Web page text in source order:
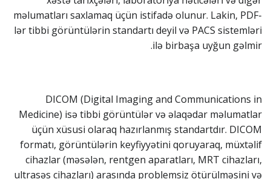
məlumatları saxlamaq üçün istifadə olunur. Lakin, PDF-
lər tibbi görüntülərin standartı deyil və PACS sistemləri
ilə birbaşa uyğun gəlmir.
DICOM (Digital Imaging and Communications in
Medicine) isə tibbi görüntülər və əlaqədar məlumatlar
üçün xüsusi olaraq hazırlanmış standartdır. DICOM
formatı, görüntülərin keyfiyyətini qoruyaraq, müxtəlif
cihazlar (məsələn, rentgen aparatları, MRT cihazları,
ultrasəs cihazları) arasında problemsiz ötürülməsini və